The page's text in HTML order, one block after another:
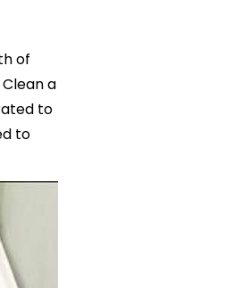
of
a
to
to